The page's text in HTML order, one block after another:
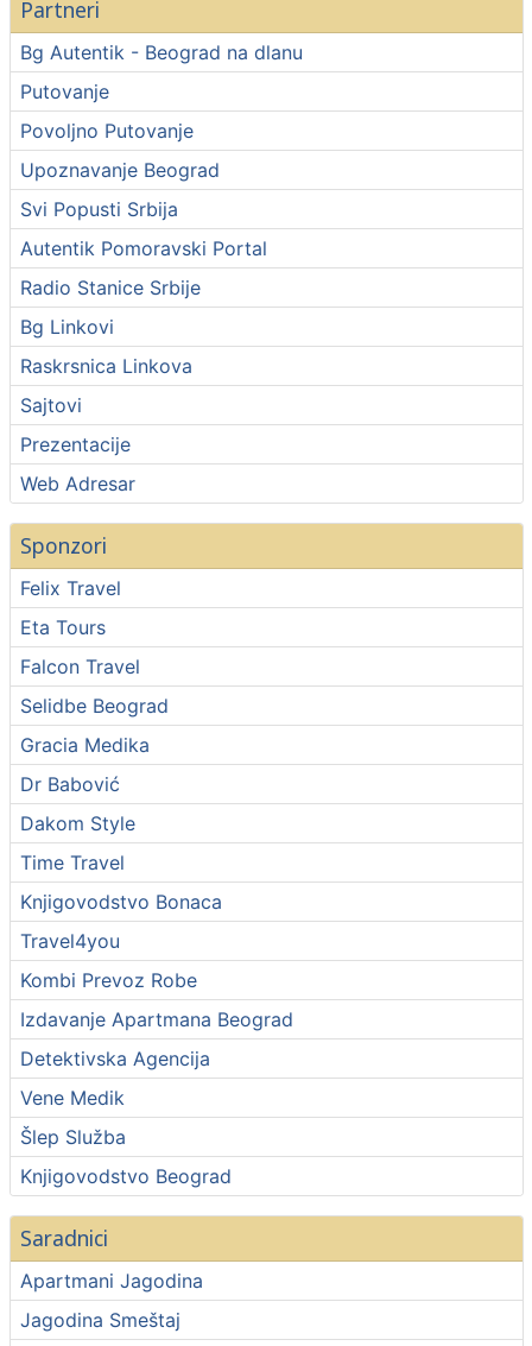
Partneri
Bg Autentik - Beograd na dlanu
Putovanje
Povoljno Putovanje
Upoznavanje Beograd
Svi Popusti Srbija
Autentik Pomoravski Portal
Radio Stanice Srbije
Bg Linkovi
Raskrsnica Linkova
Sajtovi
Prezentacije
Web Adresar
Sponzori
Felix Travel
Eta Tours
Falcon Travel
Selidbe Beograd
Gracia Medika
Dr Babović
Dakom Style
Time Travel
Knjigovodstvo Bonaca
Travel4you
Kombi Prevoz Robe
Izdavanje Apartmana Beograd
Detektivska Agencija
Vene Medik
Šlep Služba
Knjigovodstvo Beograd
Saradnici
Apartmani Jagodina
Jagodina Smeštaj